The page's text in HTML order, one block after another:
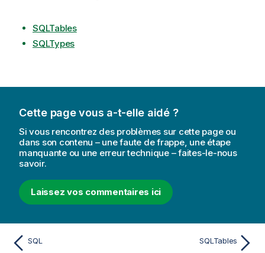
a
t
SQLTables
SQLTypes
Cette page vous a-t-elle aidé ?
Si vous rencontrez des problèmes sur cette page ou
dans son contenu – une faute de frappe, une étape
manquante ou une erreur technique – faites-le-nous
savoir.
Laissez vos commentaires ici
SQL SQLTables